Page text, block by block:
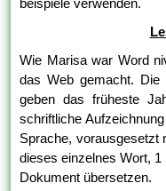
beispiele verwenden.
Wie Marisa war Word
das Web gemacht. Die
geben das früheste
schriftliche
Sprache, vorausgesetzt
dieses einzelnes Wort,
Dokument übersetzen.